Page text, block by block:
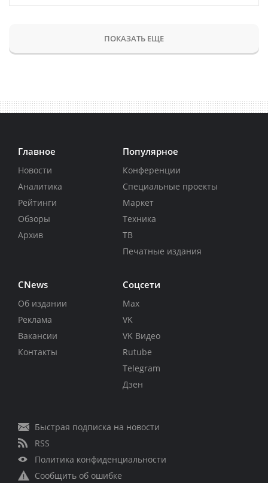
ПОКАЗАТЬ ЕЩЕ
Главное
Новости
Аналитика
Рейтинги
Обзоры
Архив
Популярное
Конференции
Специальные проекты
Маркет
Техника
ТВ
Печатные издания
CNews
Об издании
Реклама
Вакансии
Контакты
Соцсети
Max
VK
VK Видео
Rutube
Telegram
Дзен
Быстрая подписка на новости
RSS
Политика конфиденциальности
Сообщить об ошибке